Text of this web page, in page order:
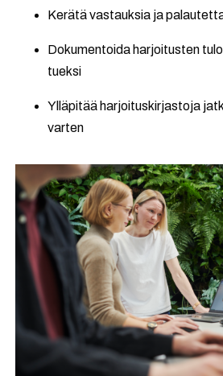
Kerätä vastauksia ja
Dokumentoida harjoitusten
tueksi
Ylläpitää harjoituskirjastoja
varten